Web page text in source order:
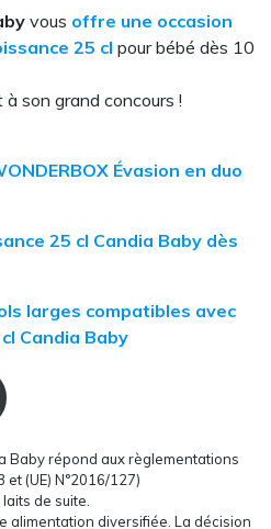
vous offre une occasion
25 cl pour bébé dès 10
son grand concours !
Évasion en duo
25 cl Candia Baby dès
larges compatibles avec
Candia Baby
Baby répond aux règlementations
et (UE) N°2016/127)
de suite.
alimentation diversifiée. La décision